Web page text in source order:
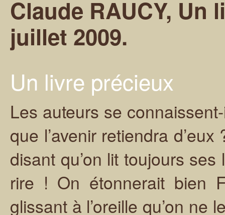
Claude RAUCY, Un
juillet 2009.
Un livre précieux
Les auteurs se
que l’avenir retiendra
disant qu’on lit toujours
rire ! On étonnerait bien
glissant à l’oreille qu’on